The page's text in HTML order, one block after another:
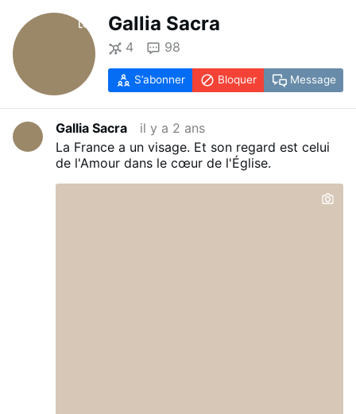
Gallia Sacra
4 98
S’abonner Bloquer Message
Gallia Sacra
il y a 2 ans
La France a un visage. Et son regard est celui
de l'Amour dans le cœur de l'Église.